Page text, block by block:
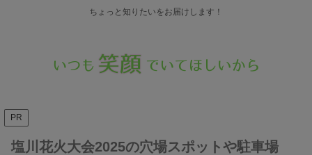
ちょっと知りたいをお届けします！
PR
塩川花火大会2025の穴場スポットや駐車場